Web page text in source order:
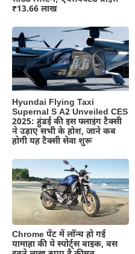
₹13.66 लाख
Hyundai Flying Taxi
Supernal S A2 Unveiled CES
2025: हुंडई की इस फ्लाइंग टैक्सी
ने उड़ाए सभी के होश, जाने कब
होगी यह टैक्सी सेवा शुरू
Chrome पेंट में लॉन्च हो गई
यामाहा की ये स्पोर्ट्स बाइक, बस